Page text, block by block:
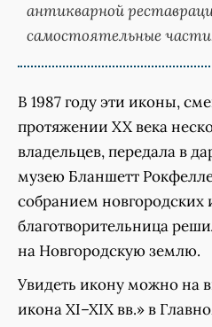
антикварной
самостоятельные
В 1987 году эти иконы,
протяжении XX века
владельцев, передала в
музею Бланшетт
собранием новгородских
благотворительница
на Новгородскую землю.
Увидеть икону можно на
икона XI–XIX вв.» в